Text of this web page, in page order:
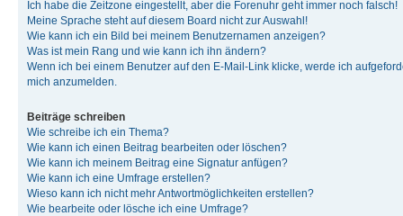
Ich habe die Zeitzone eingestellt, aber die Forenuhr geht immer noch falsch!
Meine Sprache steht auf diesem Board nicht zur Auswahl!
Wie kann ich ein Bild bei meinem Benutzernamen anzeigen?
Was ist mein Rang und wie kann ich ihn ändern?
Wenn ich bei einem Benutzer auf den E-Mail-Link klicke, werde ich
mich anzumelden.
Beiträge schreiben
Wie schreibe ich ein Thema?
Wie kann ich einen Beitrag bearbeiten oder löschen?
Wie kann ich meinem Beitrag eine Signatur anfügen?
Wie kann ich eine Umfrage erstellen?
Wieso kann ich nicht mehr Antwortmöglichkeiten erstellen?
Wie bearbeite oder lösche ich eine Umfrage?